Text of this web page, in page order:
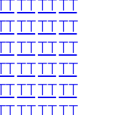
TTTTTT
TTTTTT
TTTTTT
TTTTTT
TTTTTT